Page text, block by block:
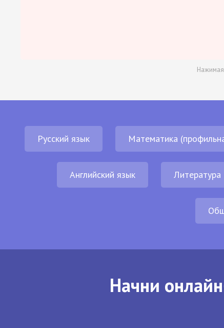
Нажимая
Русский язык Математика
Английский язык Литература
Начни